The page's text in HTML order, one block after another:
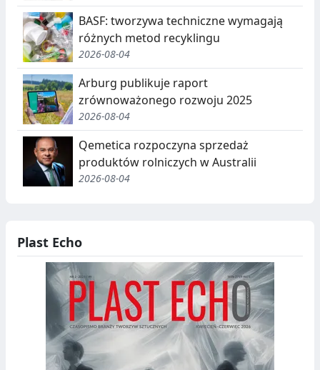
BASF: tworzywa techniczne wymagają
różnych metod recyklingu
2026-08-04
Arburg publikuje raport
zrównoważonego rozwoju 2025
2026-08-04
Qemetica rozpoczyna sprzedaż
produktów rolniczych w Australii
2026-08-04
Plast Echo